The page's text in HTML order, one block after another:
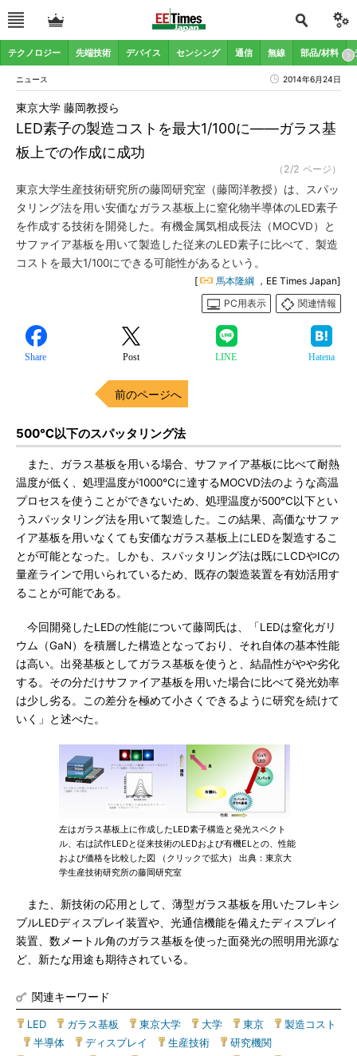
テクノロジー 先端技術 デバイス センシング 通信 無線 部品/材料
ニュース 2014年6月24日
LED素子の製造コストを最大1/100に――ガラス基
板上での作成に成功
東京大学 藤岡教授ら
（2/2 ページ）
東京大学生産技術研究所の藤岡研究室（藤岡洋教授）は、スパッ
タリング法を用い安価なガラス基板上に窒化物半導体のLED素子
を作成する技術を開発した。有機金属気相成長法（MOCVD）と
サファイア基板を用いて製造した従来のLED素子に比べて、製造
コストを最大1/100にできる可能性があるという。
[ 馬本隆綱 ，EE Times Japan]
PC用表示
関連情報
Share Post LINE Hatena
前のページへ
500℃以下のスパッタリング法
また、ガラス基板を用いる場合、サファイア基板に比べて耐熱
温度が低く、処理温度が1000℃に達するMOCVD法のような高温
プロセスを使うことができないため、処理温度が500℃以下とい
うスパッタリング法を用いて製造した。この結果、高価なサファ
イア基板を用いなくても安価なガラス基板上にLEDを製造するこ
とが可能となった。しかも、スパッタリング法は既にLCDやICの
量産ラインで用いられているため、既存の製造装置を有効活用す
ることが可能である。
今回開発したLEDの性能について藤岡氏は、「LEDは窒化ガリ
ウム（GaN）を積層した構造となっており、それ自体の基本性能
は高い。出発基板としてガラス基板を使うと、結晶性がやや劣化
する。その分だけサファイア基板を用いた場合に比べて発光効率
は少し劣る。この差分を極めて小さくできるように研究を続けて
いく」と述べた。
左はガラス基板上に作成したLED素子構造と発光スペクト
ル、右は試作LEDと従来技術のLEDおよび有機ELとの、性能
および価格を比較した図 （クリックで拡大） 出典：東京大
学生産技術研究所の藤岡研究室
また、新技術の応用として、薄型ガラス基板を用いたフレキシ
ブルLEDディスプレイ装置や、光通信機能を備えたディスプレイ
装置、数メートル角のガラス基板を使った面発光の照明用光源な
ど、新たな用途も期待されている。
関連キーワード
LED ガラス基板 東京大学 大学 東京
製造コスト
半導体 ディスプレイ 生産技術 研究機関